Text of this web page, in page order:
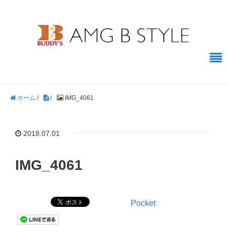
ホーム / / IMG_4061
2018.07.01
IMG_4061
Pocket